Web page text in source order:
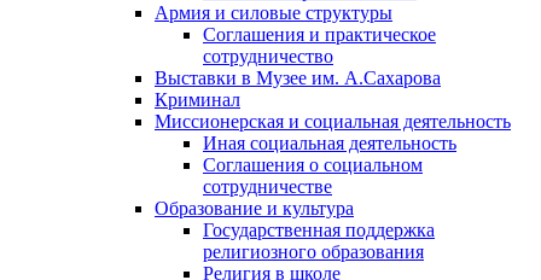
Армия и силовые структуры
Соглашения и практическое
сотрудничество
Выставки в Музее им. А.Сахарова
Криминал
Миссионерская и социальная деятельность
Иная социальная деятельность
Соглашения о социальном
сотрудничестве
Образование и культура
Государственная поддержка
религиозного образования
Религия в школе